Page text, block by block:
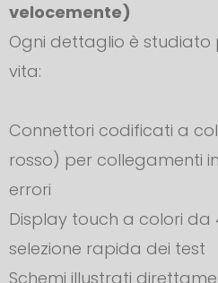
velocemente)
Ogni dettaglio è studiato
vita:
Connettori codificati a
rosso) per collegamenti
errori
Display touch a colori da
selezione rapida dei test
Schemi illustrati